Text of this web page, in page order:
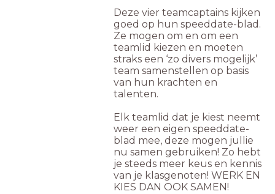
Deze vier teamcaptains kijken
goed op hun speeddate-blad.
Ze mogen om en om een
teamlid kiezen en moeten
straks een ‘zo divers mogelijk’
team samenstellen op basis
van hun krachten en
talenten.
Elk teamlid dat je kiest neemt
weer een eigen speeddate-
blad mee, deze mogen jullie
nu samen gebruiken! Zo hebt
je steeds meer keus en kennis
van je klasgenoten! WERK EN
KIES DAN OOK SAMEN!